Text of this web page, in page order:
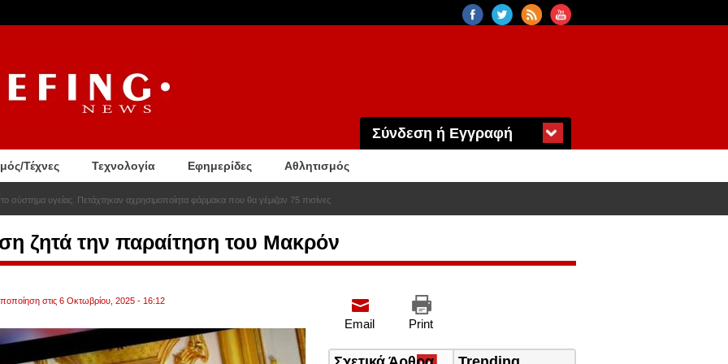
Σύνδεση ή Εγγραφή
Τέχνες Τεχνολογία Εφημερίδες Αθλητισμός
σύστημα υγείας. Πετάχτηκαν αχρησιμοποίητα φάρμακα που θα γέμιζαν 75 πισίνες
ζητά την παραίτηση του Μακρόν
στις 6 Οκτωβρίου, 2025 - 16:12
Print
Email